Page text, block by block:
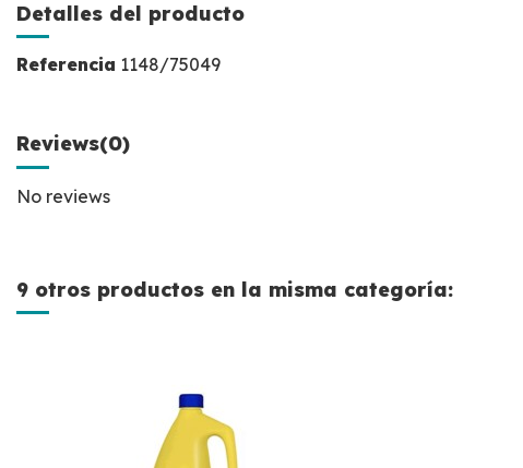
Detalles del producto
Referencia 1148/75049
Reviews(0)
No reviews
9 otros productos en la misma categoría: